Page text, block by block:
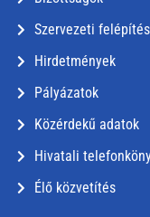
Szervezeti felépítés
Hirdetmények
Pályázatok
Közérdekű adatok
Hivatali
Élő közvetítés